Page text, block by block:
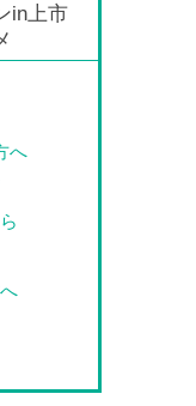
in上市
へ